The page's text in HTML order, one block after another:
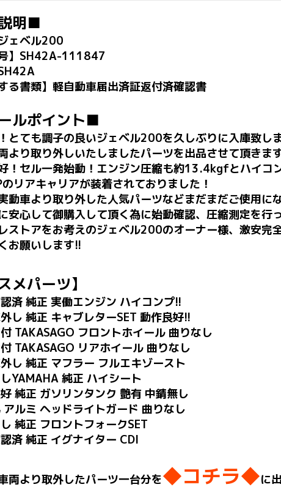
明■
ェベル200
号】SH42A-111847
る書類】軽自動車届出済証返付済確認書
ルポイント■
とても調子の良いジェベル200を久しぶりに入庫致し
より取り外しいたしましたパーツを出品させて頂きま
！セル一発始動！エンジン圧縮も約13.4kgfとハイコ
リアキャリアが装着されておりました！
動車より取り外した人気パーツなどまだまだご使用に
安心して御購入して頂く為に始動確認、圧縮測定を行
ストアをお考えのジェベル200のオーナー様、激安完
お願いします!!
メパーツ】
済 純正 実働エンジン ハイコンプ!!
し 純正 キャブレターSET 動作良好!!
TAKASAGO フロントホイール 曲りなし
TAKASAGO リアホイール 曲りなし
し 純正 マフラー フルエキゾースト
YAMAHA 純正 ハイシート
純正 ガソリンタンク 艶有 中錆無し
ルミ ヘッドライトガード 曲りなし
純正 フロントフォークSET
済 純正 イグナイター CDI
両より取外したパーツ一台分を◆コチラ◆に